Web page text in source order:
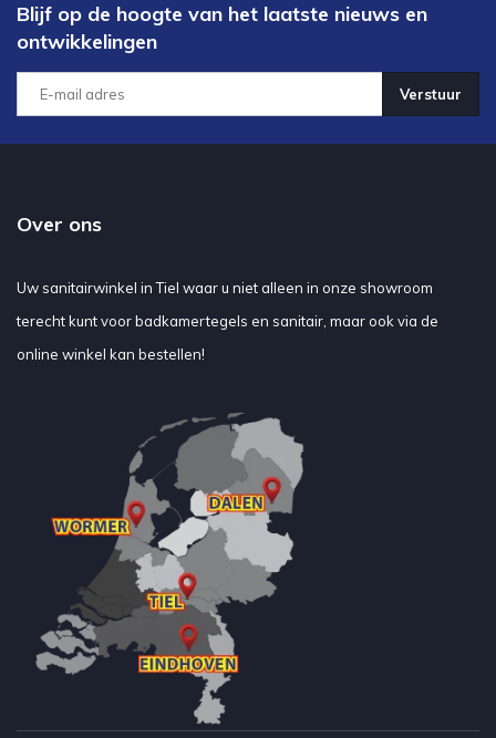
Blijf op de hoogte van het laatste nieuws en
ontwikkelingen
Verstuur
Over ons
Uw sanitairwinkel in Tiel waar u niet alleen in onze showroom
terecht kunt voor badkamertegels en sanitair, maar ook via de
online winkel kan bestellen!